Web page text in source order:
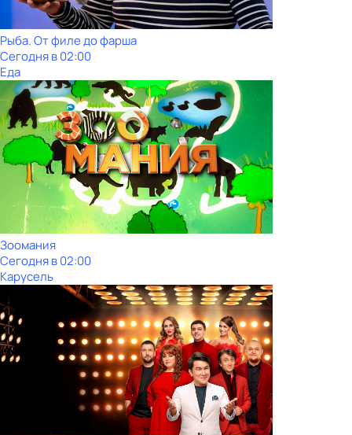
Рыба. От филе до фарша
Сегодня в 02:00
Еда
Зоомания
Сегодня в 02:00
Карусель